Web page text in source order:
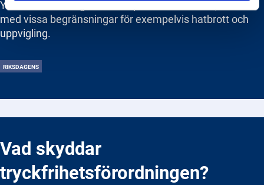
Yttrandefriheten gäller även på sociala medier, men
med vissa begränsningar för exempelvis hatbrott och
uppvigling.
RIKSDAGENS
Vad skyddar
tryckfrihetsförordningen?